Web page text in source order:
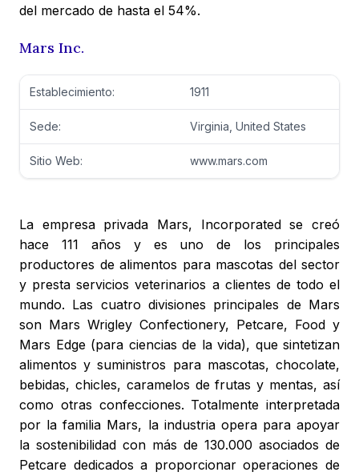
del mercado de hasta el 54%.
Mars Inc.
Establecimiento: 1911
Sede: Virginia, United States
Sitio Web: www.mars.com
La empresa privada Mars, Incorporated se creó
hace 111 años y es uno de los principales
productores de alimentos para mascotas del sector
y presta servicios veterinarios a clientes de todo el
mundo. Las cuatro divisiones principales de Mars
son Mars Wrigley Confectionery, Petcare, Food y
Mars Edge (para ciencias de la vida), que sintetizan
alimentos y suministros para mascotas, chocolate,
bebidas, chicles, caramelos de frutas y mentas, así
como otras confecciones. Totalmente interpretada
por la familia Mars, la industria opera para apoyar
la sostenibilidad con más de 130.000 asociados de
Petcare dedicados a proporcionar operaciones de